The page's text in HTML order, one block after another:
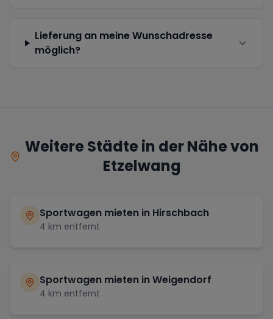
Lieferung an meine Wunschadresse
möglich?
Weitere Städte in der Nähe von
Etzelwang
Sportwagen mieten in Hirschbach
4 km entfernt
Sportwagen mieten inWeigendorf
4 km entfernt